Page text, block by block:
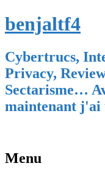
benjaltf4
Cybertrucs,
Privacy,
Sectarisme…
maintenant j'ai
Menu